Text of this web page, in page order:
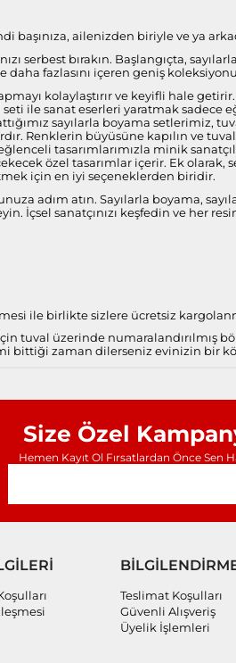
başınıza, ailenizden biriyle ve ya
serbest bırakın. Başlangıçta,
daha fazlasını içeren geniş
kolaylaştırır ve keyifli hale
ile sanat eserleri yaratmak
sayılarla boyama setlerimiz,
Renklerin büyüsüne kapılın ve
tasarımlarımızla minik
özel tasarımlar içerir. Ek
için en iyi seçeneklerden biridir.
adım atın. Sayılarla boyama,
İçsel sanatçınızı keşfedin ve her
ile birlikte sizlere ücretsiz
tuval üzerinde numaralandırılmış
bittiği zaman dilerseniz evinizin bir
Size Özel
Hemen Kayıt Ol Fırsatlardan Önce Sen
Teslimat Koşulları
Güvenli Alışveriş
Üyelik İşlemleri